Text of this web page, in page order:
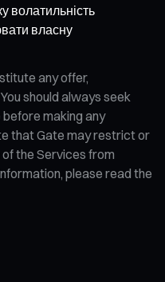
волатильність
власну
any offer,
should always seek
making any
that Gate may restrict or
the Services from
please read the